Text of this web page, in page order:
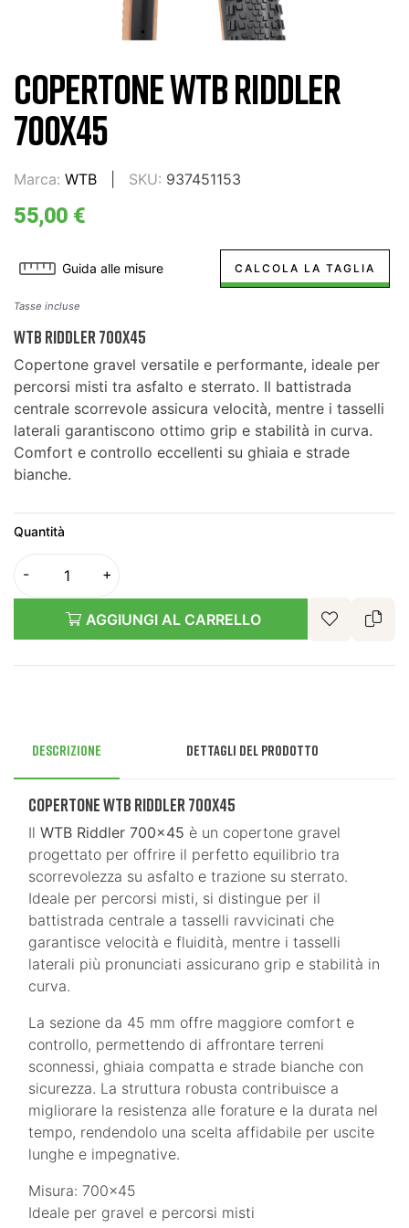
COPERTONE WTB RIDDLER
700X45
Marca: WTB SKU: 937451153
55,00 €
Guida alle misure CALCOLA LA TAGLIA
Tasse incluse
WTB Riddler 700x45
Copertone gravel versatile e performante, ideale per
percorsi misti tra asfalto e sterrato. Il battistrada
centrale scorrevole assicura velocità, mentre i tasselli
laterali garantiscono ottimo grip e stabilità in curva.
Comfort e controllo eccellenti su ghiaia e strade
bianche.
Quantità
AGGIUNGI AL CARRELLO
Descrizione Dettagli del prodotto
Copertone WTB Riddler 700x45
Il WTB Riddler 700x45 è un copertone gravel
progettato per offrire il perfetto equilibrio tra
scorrevolezza su asfalto e trazione su sterrato.
Ideale per percorsi misti, si distingue per il
battistrada centrale a tasselli ravvicinati che
garantisce velocità e fluidità, mentre i tasselli
laterali più pronunciati assicurano grip e stabilità in
curva.
La sezione da 45 mm offre maggiore comfort e
controllo, permettendo di affrontare terreni
sconnessi, ghiaia compatta e strade bianche con
sicurezza. La struttura robusta contribuisce a
migliorare la resistenza alle forature e la durata nel
tempo, rendendolo una scelta affidabile per uscite
lunghe e impegnative.
Misura: 700x45
Ideale per gravel e percorsi misti